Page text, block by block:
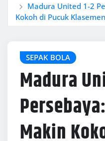
Madura United 1-2
Kokoh di Pucuk Klasemen
SEPAK BOLA
Madura
Makin